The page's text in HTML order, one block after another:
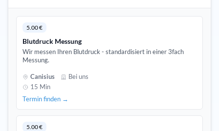
5.00 €
Blutdruck Messung
Wir messen Ihren Blutdruck - standardisiert in einer 3fach
Messung.
Canisius
Bei uns
15 Min
Termin finden →
5.00 €